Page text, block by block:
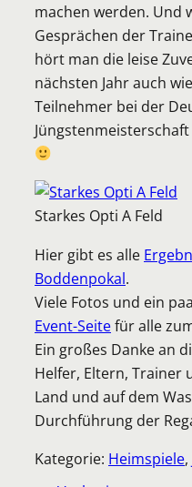
machen werden. Und
Gesprächen der
hört man die leise
nächsten Jahr auch
Teilnehmer bei der
Starkes Opti A Feld
Hier gibt es alle
Boddenpokal.
Viele Fotos und ein
Event-Seitefür alle
Ein großes Danke an
Helfer, Eltern, Trainer
Land und auf dem
Durchführung der
Kategorie: Heimspiele,